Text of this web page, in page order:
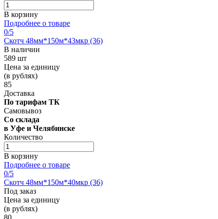
В корзину
Подробнее о товаре
0/5
Скотч 48мм*150м*43мкр (36)
В наличии
589 шт
Цена за единицу
(в рублях)
85
Доставка
По тарифам ТК
Самовывоз
Со склада
в Уфе и Челябинске
Количество
В корзину
Подробнее о товаре
0/5
Скотч 48мм*150м*40мкр (36)
Под заказ
Цена за единицу
(в рублях)
80